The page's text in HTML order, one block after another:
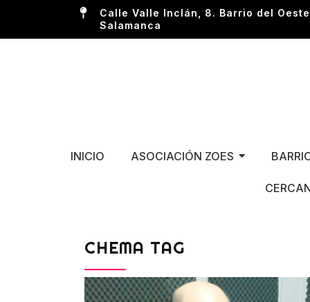
Calle Valle Inclán, 8. Barrio del
Salamanca
INICIO ASOCIACIÓN ZOES
CHEMA TAG